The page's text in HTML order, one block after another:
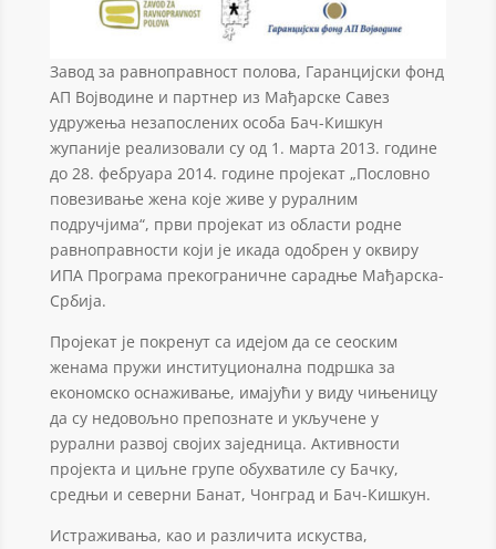
Завод за равноправност полова, Гаранцијски фонд
АП Војводине и партнер из Мађарске Савез
удружења незапослених особа Бач-Кишкун
жупаније реализовали су од 1. марта 2013. године
до 28. фебруара 2014. године пројекат „Пословно
повезивање жена које живе у руралним
подручјима“, први пројекат из области родне
равноправности који је икада одобрен у оквиру
ИПА Програма прекограничне сарадње Мађарска-
Србија.
Пројекат је покренут са идејом да се сеоским
женама пружи институционална подршка за
економско оснаживање, имајући у виду чињеницу
да су недовољно препознате и укључене у
рурални развој својих заједница. Активности
пројекта и циљне групе обухватиле су Бачку,
средњи и северни Банат, Чонград и Бач-Кишкун.
Истраживања, као и различита искуства,